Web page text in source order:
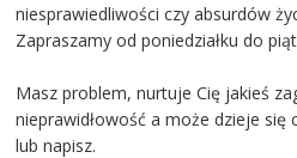
niesprawiedliwości czy absurdów
Zapraszamy od poniedziałku do
Masz problem, nurtuje Cię jakieś
nieprawidłowość a może dzieje się
lub napisz.